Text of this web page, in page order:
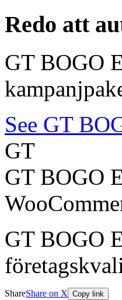
Redo att
GT BOGO
See GT
GT
GT BOGO
GT BOGO
ShareShare on X Copy link